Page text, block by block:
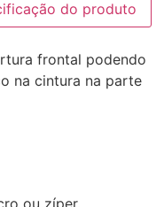
do produto
frontal podendo
na cintura na parte